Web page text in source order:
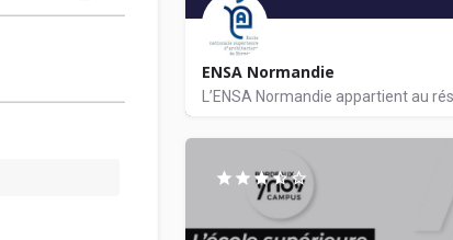
ENSA Normandie